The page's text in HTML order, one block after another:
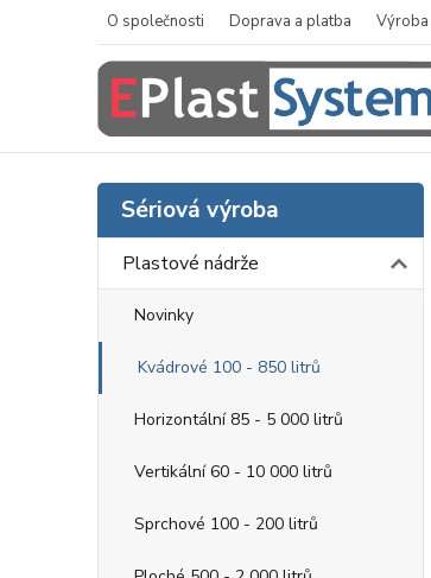
O společnosti Doprava a platba Výroba
Sériová výroba
Plastové nádrže
Novinky
Kvádrové 100 - 850 litrů
Horizontální 85 - 5 000 litrů
Vertikální 60 - 10 000 litrů
Sprchové 100 - 200 litrů